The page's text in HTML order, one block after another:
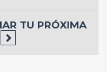
TU PRÓXIMA